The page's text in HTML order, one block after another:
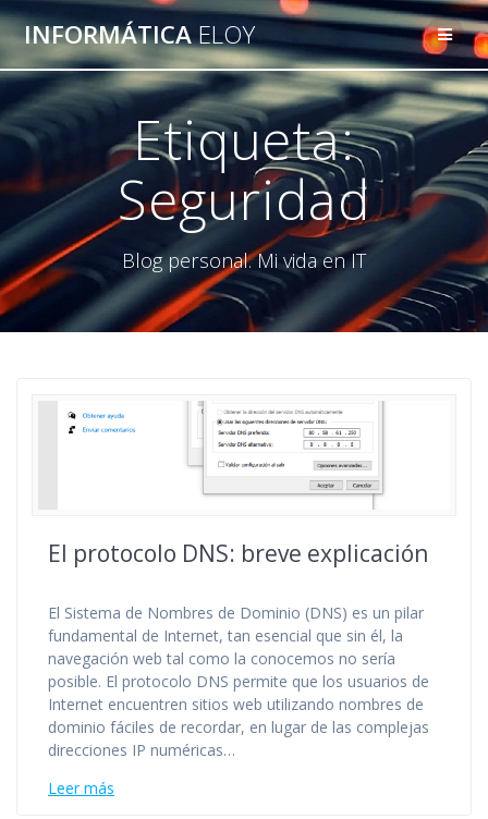
Saltar
al
contenido
INFORMÁTICAELOY
Etiqueta:
Seguridad
Blog personal. Mi vida en IT
El protocolo DNS: breve explicación
El Sistema de Nombres de Dominio (DNS) es un pilar
fundamental de Internet, tan esencial que sin él, la
navegación web tal como la conocemos no sería
posible. El protocolo DNS permite que los usuarios de
Internet encuentren sitios web utilizando nombres de
dominio fáciles de recordar, en lugar de las complejas
direcciones IP numéricas…
Leer más